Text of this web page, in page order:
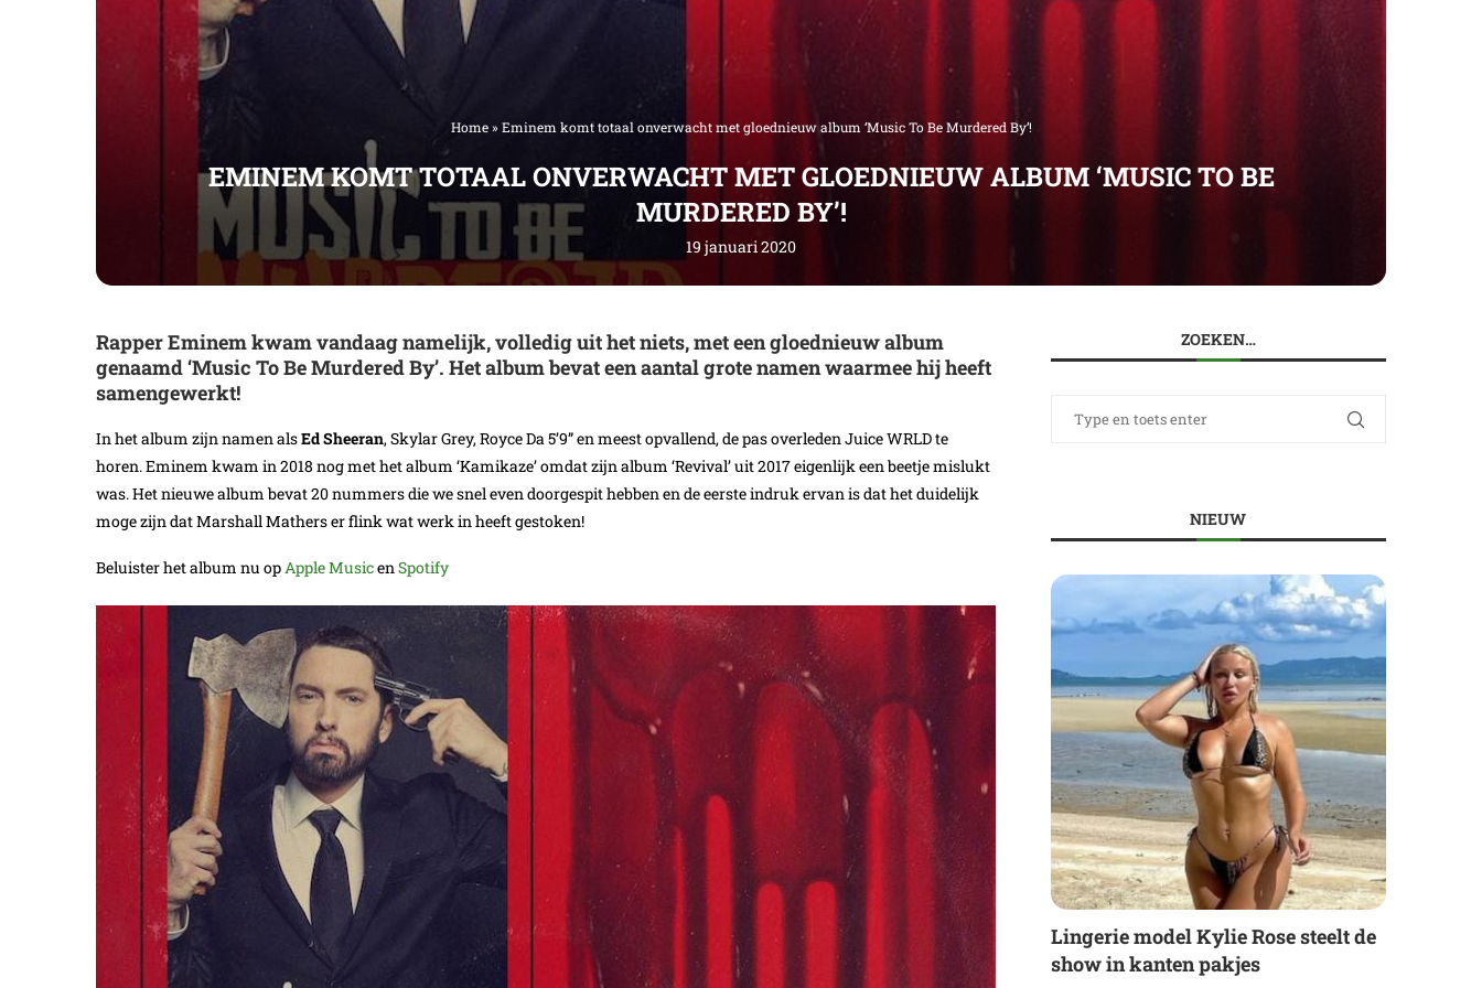
Home» Eminem komt totaal onverwacht met gloednieuw album ‘Music To Be Murdered By’!
EMINEM KOMT TOTAAL ONVERWACHT MET GLOEDNIEUW ALBUM ‘MUSIC TO BE
MURDERED BY’!
19 januari 2020
Rapper Eminem kwam vandaag namelijk, volledig uit het niets, met een gloednieuw album
genaamd ‘Music To Be Murdered By’. Het album bevat een aantal grote namen waarmee hij heeft
samengewerkt!
In het album zijn namen alsEd Sheeran, Skylar Grey, Royce Da 5’9” en meest opvallend, de pas overleden Juice WRLD te
horen. Eminem kwam in 2018 nog met het album ‘Kamikaze’ omdat zijn album ‘Revival’ uit 2017 eigenlijk een beetje mislukt
was. Het nieuwe album bevat 20 nummers die we snel even doorgespit hebben en de eerste indruk ervan is dat het duidelijk
moge zijn dat Marshall Mathers er flink wat werk in heeft gestoken!
Beluister het album nu opApple MusicenSpotify
ZOEKEN…
NIEUW
Lingerie model Kylie Rose steelt de
show in kanten pakjes